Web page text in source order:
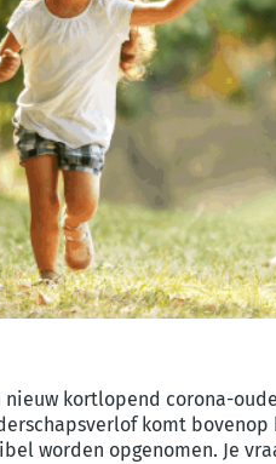
kortlopend corona-
komt
worden opgenomen. Je